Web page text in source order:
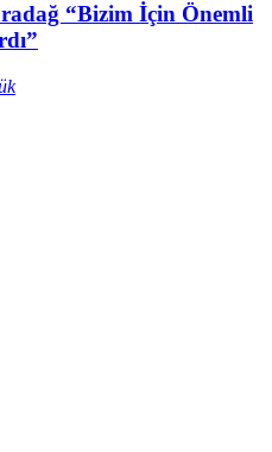
“Bizim İçin Önemli